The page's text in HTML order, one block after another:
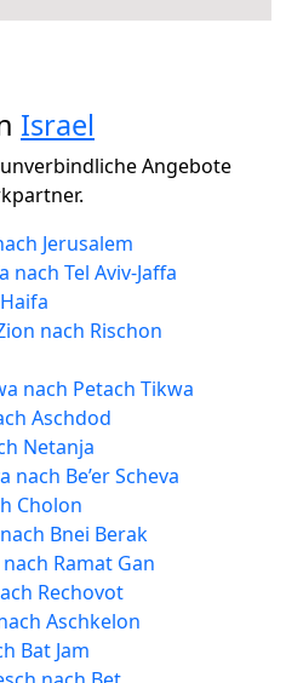
Israel
Angebote
Jerusalem
nach Tel Aviv-Jaffa
nach Rischon
nach Petach Tikwa
Aschdod
Netanja
nach Be’er Scheva
Cholon
Bnei Berak
Ramat Gan
Rechovot
Aschkelon
Bat Jam